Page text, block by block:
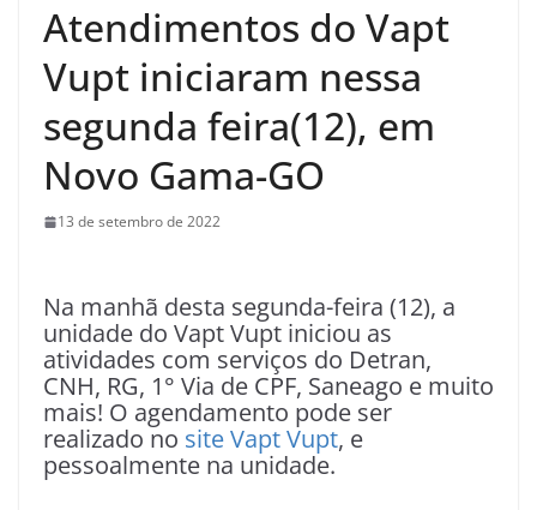
Atendimentos do Vapt
Vupt iniciaram nessa
segunda feira(12), em
Novo Gama-GO
13 de setembro de 2022
Na manhã desta segunda-feira (12), a
unidade do Vapt Vupt iniciou as
atividades com serviços do Detran,
CNH, RG, 1° Via de CPF, Saneago e muito
mais! O agendamento pode ser
realizado no site Vapt Vupt, e
pessoalmente na unidade.